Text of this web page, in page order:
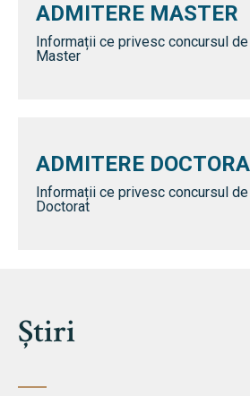
ADMITERE MASTER
Informații ce privesc concursul
Master
ADMITERE
Informații ce privesc concursul
Doctorat
Știri